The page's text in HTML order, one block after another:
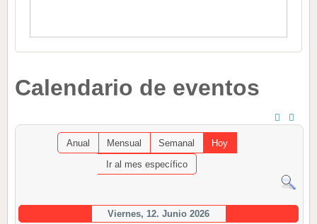
Calendario de eventos
Anual Mensual Semanal
Hoy
Ir al mes específico
Viernes, 12. Junio 2026